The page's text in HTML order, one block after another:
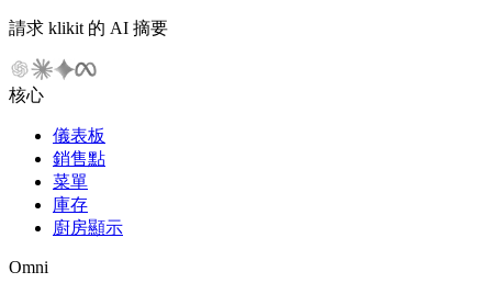
請求 klikit 的 AI 摘要
核心
儀表板
銷售點
菜單
庫存
廚房顯示
Omni